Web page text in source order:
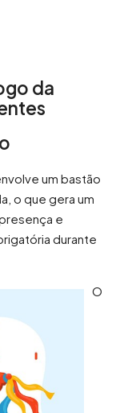
da
um bastão
o que gera um
e
durante
O